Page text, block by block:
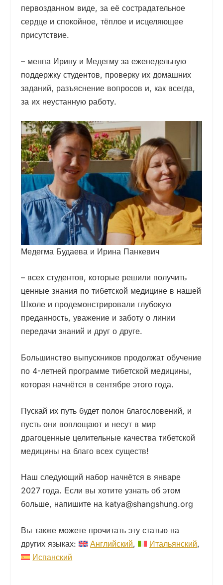
первозданном виде, за её сострадательное
сердце и спокойное, тёплое и исцеляющее
присутствие.
– менпа Ирину и Медегму за еженедельную
поддержку студентов, проверку их домашних
заданий, разъяснение вопросов и, как всегда,
за их неустанную работу.
Медегма Будаева и Ирина Панкевич
– всех студентов, которые решили получить
ценные знания по тибетской медицине в нашей
Школе и продемонстрировали глубокую
преданность, уважение и заботу о линии
передачи знаний и друг о друге.
Большинство выпускников продолжат обучение
по 4-летней программе тибетской медицины,
которая начнётся в сентябре этого года.
Пускай их путь будет полон благословений, и
пусть они воплощают и несут в мир
драгоценные целительные качества тибетской
медицины на благо всех существ!
Наш следующий набор начнётся в январе
2027 года. Если вы хотите узнать об этом
больше, напишите на katya@shangshung.org
Вы также можете прочитать эту статью на
других языках:
Английский
Итальянский
Испанский